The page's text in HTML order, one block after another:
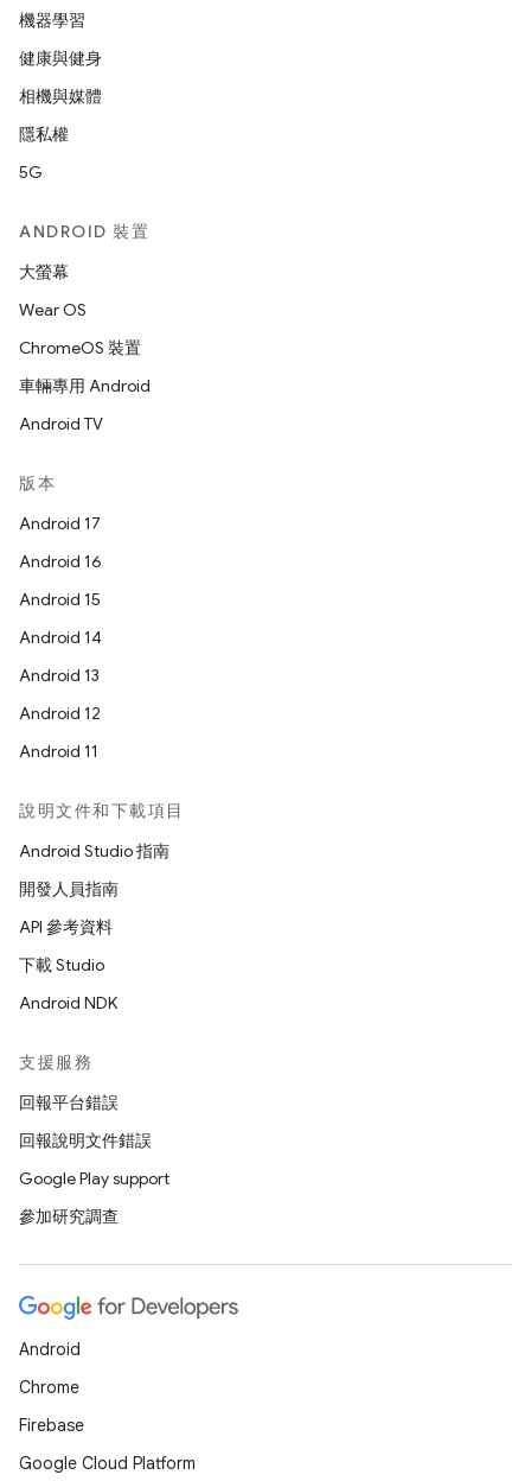
機器學習
健康與健身
相機與媒體
隱私權
5G
ANDROID 裝置
大螢幕
Wear OS
ChromeOS 裝置
車輛專用 Android
Android TV
版本
Android 17
Android 16
Android 15
Android 14
Android 13
Android 12
Android 11
說明文件和下載項目
Android Studio 指南
開發人員指南
API 參考資料
下載 Studio
Android NDK
支援服務
回報平台錯誤
回報說明文件錯誤
Google Play support
參加研究調查
Android
Chrome
Firebase
Google Cloud Platform